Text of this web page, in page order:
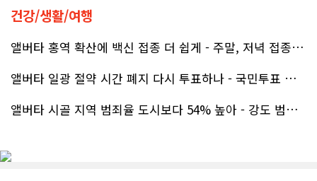
베이스먼트 개발을 고민하시는 분들께 B&A를 자신 있게 추천드립니다.
건강/생활/여행
앨버타 홍역 확산에 백신 접종 더 쉽게 - 주말, 저녁 접종 클리닉 열..
앨버타 일광 절약 시간 폐지 다시 투표하나 - 국민투표 기준 낮춰지며 ..
앨버타 시골 지역 범죄율 도시보다 54% 높아 - 강도 범죄는 도시가 ..